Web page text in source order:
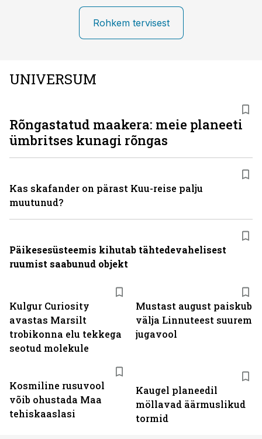
Rohkem tervisest
UNIVERSUM
Kulgur Curiosity
avastas Marsilt
trobikonna elu tekkega
seotud molekule
Mustast august paiskub
välja Linnuteest suurem
jugavool
Kosmiline rusuvool
võib ohustada Maa
tehiskaaslasi
Kaugel planeedil
möllavad äärmuslikud
tormid
Rõngastatud maakera: meie planeeti
ümbritses kunagi rõngas
Kas skafander on pärast Kuu-reise palju
muutunud?
Päikesesüsteemis kihutab tähtedevahelisest
ruumist saabunud objekt